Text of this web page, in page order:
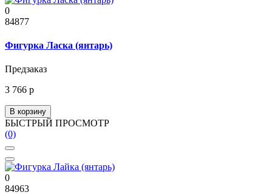
0
84877
Фигурка Ласка (янтарь)
Предзаказ
3 766 р
В корзину
БЫСТРЫЙ ПРОСМОТР
(0)
0
84963